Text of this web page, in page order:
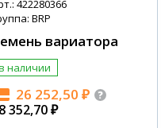
422280366
BRP
вариатора
наличии
26 252,50 ₽
352,70₽